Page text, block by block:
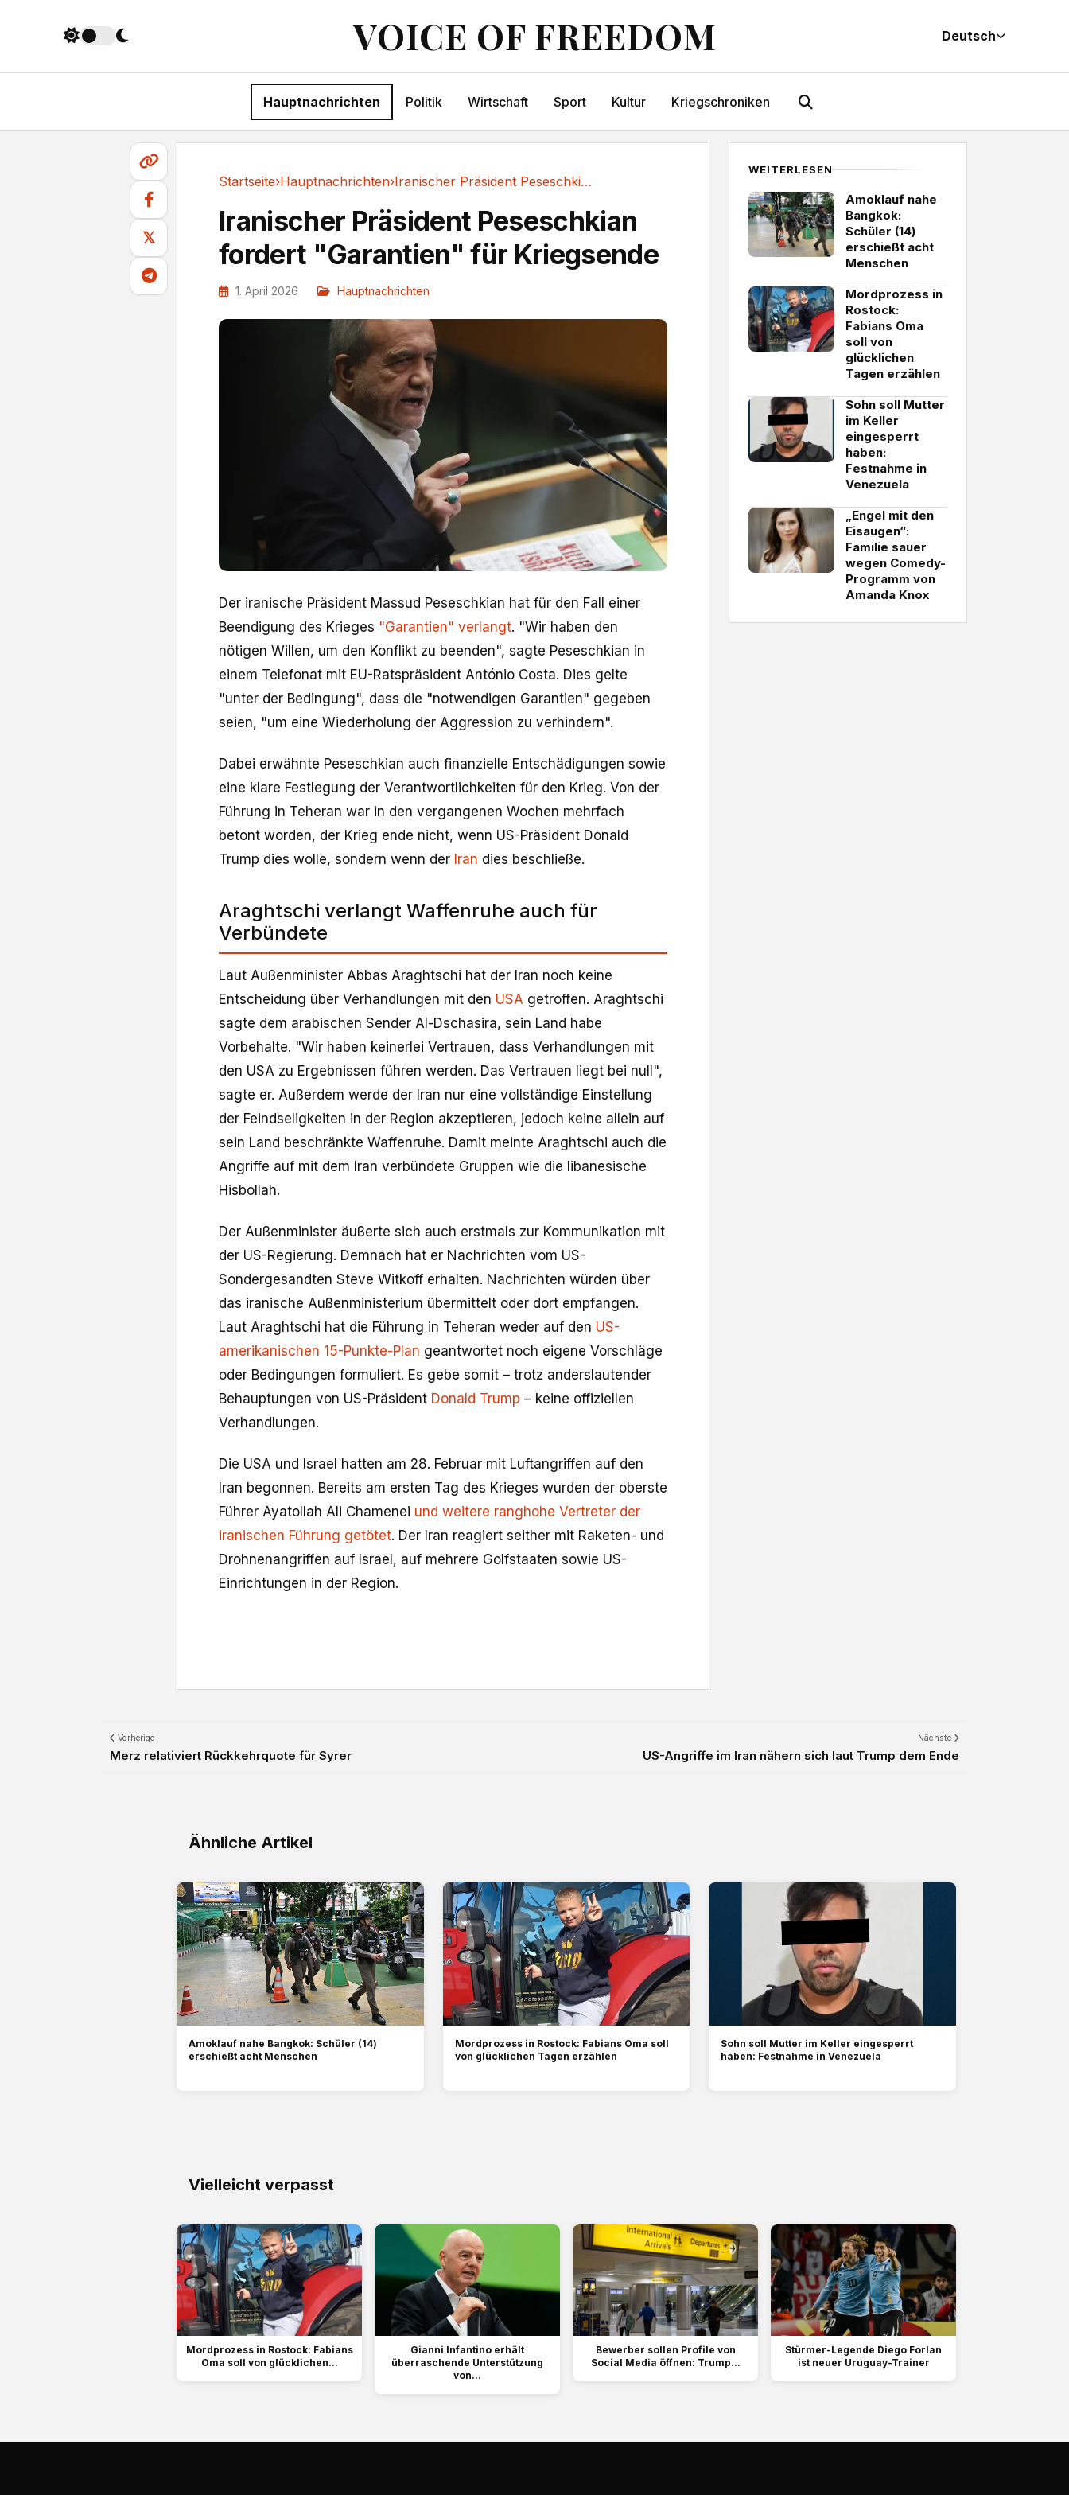
VOICE OF FREEDOM Deutsch
Hauptnachrichten Politik Wirtschaft Sport Kultur Kriegschroniken
𝕏
Startseite›Hauptnachrichten› Iranischer Präsident Peseschkian fordert...
Iranischer Präsident Peseschkian
fordert "Garantien" für Kriegsende
1. April 2026 Hauptnachrichten
Der iranische Präsident Massud Peseschkian hat für den Fall einer
Beendigung des Krieges "Garantien" verlangt. "Wir haben den
nötigen Willen, um den Konflikt zu beenden", sagte Peseschkian in
einem Telefonat mit EU-Ratspräsident António Costa. Dies gelte
"unter der Bedingung", dass die "notwendigen Garantien" gegeben
seien, "um eine Wiederholung der Aggression zu verhindern".
Dabei erwähnte Peseschkian auch finanzielle Entschädigungen sowie
eine klare Festlegung der Verantwortlichkeiten für den Krieg. Von der
Führung in Teheran war in den vergangenen Wochen mehrfach
betont worden, der Krieg ende nicht, wenn US-Präsident Donald
Trump dies wolle, sondern wenn der Iran dies beschließe.
Araghtschi verlangt Waffenruhe auch für
Verbündete
Laut Außenminister Abbas Araghtschi hat der Iran noch keine
Entscheidung über Verhandlungen mit den USA getroffen. Araghtschi
sagte dem arabischen Sender Al-Dschasira, sein Land habe
Vorbehalte. "Wir haben keinerlei Vertrauen, dass Verhandlungen mit
den USA zu Ergebnissen führen werden. Das Vertrauen liegt bei null",
sagte er. Außerdem werde der Iran nur eine vollständige Einstellung
der Feindseligkeiten in der Region akzeptieren, jedoch keine allein auf
sein Land beschränkte Waffenruhe. Damit meinte Araghtschi auch die
Angriffe auf mit dem Iran verbündete Gruppen wie die libanesische
Hisbollah.
Der Außenminister äußerte sich auch erstmals zur Kommunikation mit
der US-Regierung. Demnach hat er Nachrichten vom US-
Sondergesandten Steve Witkoff erhalten. Nachrichten würden über
das iranische Außenministerium übermittelt oder dort empfangen.
Laut Araghtschi hat die Führung in Teheran weder auf den US-
amerikanischen 15-Punkte-Plan geantwortet noch eigene Vorschläge
oder Bedingungen formuliert. Es gebe somit – trotz anderslautender
Behauptungen von US-Präsident Donald Trump – keine offiziellen
Verhandlungen.
Die USA und Israel hatten am 28. Februar mit Luftangriffen auf den
Iran begonnen. Bereits am ersten Tag des Krieges wurden der oberste
Führer Ayatollah Ali Chamenei und weitere ranghohe Vertreter der
iranischen Führung getötet. Der Iran reagiert seither mit Raketen- und
Drohnenangriffen auf Israel, auf mehrere Golfstaaten sowie US-
Einrichtungen in der Region.
WEITERLESEN
Amoklauf nahe
Bangkok:
Schüler (14)
erschießt acht
Menschen
Mordprozess in
Rostock:
Fabians Oma
soll von
glücklichen
Tagen erzählen
Sohn soll Mutter
im Keller
eingesperrt
haben:
Festnahme in
Venezuela
„Engel mit den
Eisaugen“:
Familie sauer
wegen Comedy-
Programm von
Amanda Knox
Vorherige
Merz relativiert Rückkehrquote für Syrer
Nächste
US-Angriffe im Iran nähern sich laut Trump dem Ende
Ähnliche Artikel
Amoklauf nahe Bangkok: Schüler (14)
erschießt acht Menschen
Mordprozess in Rostock: Fabians Oma soll
von glücklichen Tagen erzählen
Sohn soll Mutter im Keller eingesperrt
haben: Festnahme in Venezuela
Vielleicht verpasst
Mordprozess in Rostock: Fabians
Oma soll von glücklichen...
Gianni Infantino erhält
überraschende Unterstützung
von...
Bewerber sollen Profile von
Social Media öffnen: Trump...
Stürmer-Legende Diego Forlan
ist neuer Uruguay-Trainer